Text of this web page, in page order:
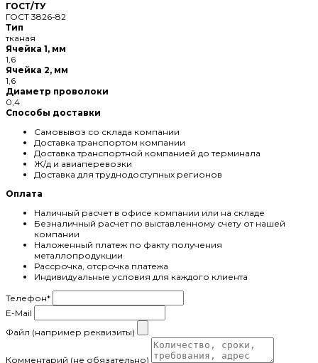
ГОСТ/ТУ
ГОСТ 3826-82
Тип
тканая
Ячейка 1, мм
1,6
Ячейка 2, мм
1,6
Диаметр проволоки
0,4
Способы доставки
Самовывоз со склада компании
Доставка транспортом компании
Доставка транспортной компанией до терминала
Ж/д и авиаперевозки
Доставка для труднодоступных регионов
Оплата
Наличный расчет в офисе компании или на складе
Безналичный расчет по выставленному счету от нашей
компании
Наложенный платеж по факту получения
металлопродукции
Рассрочка, отсрочка платежа
Индивидуальные условия для каждого клиента
Телефон*
E-Mail
Файл (например реквизиты)
Комментарий (не обязательно)